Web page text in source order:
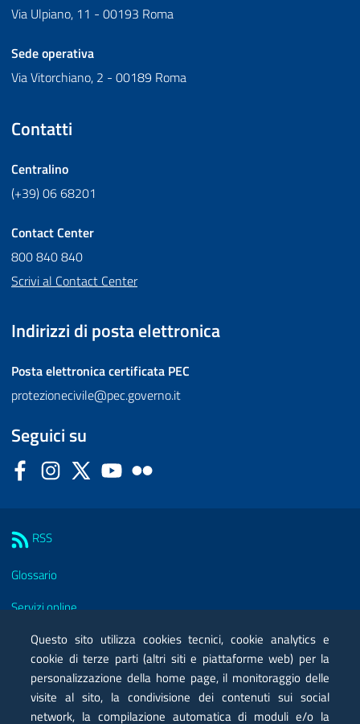
Via Ulpiano, 11 - 00193 Roma
Sede operativa
Via Vitorchiano, 2 - 00189 Roma
Contatti
Centralino
(+39) 06 68201
Contact Center
800 840 840
Scrivi al Contact Center
Indirizzi di posta elettronica
Posta elettronica certificata PEC
protezionecivile@pec.governo.it
Seguici su
FacebookInstagram
Twitter YouTube
RSS
Glossario
Servizi online
Moduli
Posta elettronica certificata PEC
Privacy
Questo sito utilizza cookies tecnici, cookie analytics e
cookie di terze parti (altri siti e piattaforme web) per la
personalizzazione della home page, il monitoraggio delle
visite al sito, la condivisione dei contenuti sui social
network, la compilazione automatica di moduli e/o la